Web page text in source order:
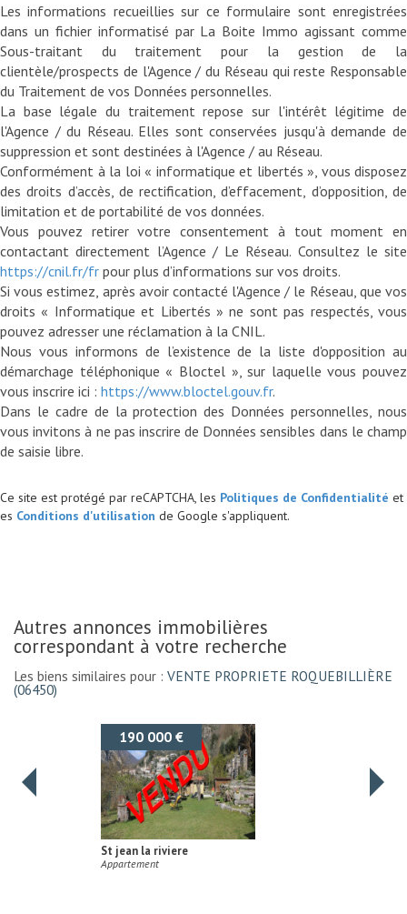
Les informations recueillies sur ce formulaire sont enregistrées
dans un fichier informatisé par La Boite Immo agissant comme
Sous-traitant du traitement pour la gestion de la
clientèle/prospects de l'Agence / du Réseau qui reste Responsable
du Traitement de vos Données personnelles.
La base légale du traitement repose sur l'intérêt légitime de
l'Agence / du Réseau. Elles sont conservées jusqu'à demande de
suppression et sont destinées à l'Agence / au Réseau.
Conformément à la loi « informatique et libertés », vous disposez
des droits d’accès, de rectification, d’effacement, d’opposition, de
limitation et de portabilité de vos données.
Vous pouvez retirer votre consentement à tout moment en
contactant directement l’Agence / Le Réseau. Consultez le site
https://cnil.fr/fr pour plus d’informations sur vos droits.
Si vous estimez, après avoir contacté l'Agence / le Réseau, que vos
droits « Informatique et Libertés » ne sont pas respectés, vous
pouvez adresser une réclamation à la CNIL.
Nous vous informons de l’existence de la liste d'opposition au
démarchage téléphonique « Bloctel », sur laquelle vous pouvez
vous inscrire ici : https://www.bloctel.gouv.fr.
Dans le cadre de la protection des Données personnelles, nous
vous invitons à ne pas inscrire de Données sensibles dans le champ
Ce site est protégé par reCAPTCHA, les Politiques de Confidentialité et
es Conditions d'utilisation de Google s'appliquent.
autres annonces immobilières
correspondant à votre recherche
Les biens similaires pour : VENTE PROPRIETE ROQUEBILLIÈRE
(06450)
199 500 €
Roquebillière
Maison